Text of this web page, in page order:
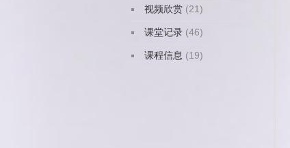
视频欣赏(21)
课堂记录(46)
课程信息 (19)